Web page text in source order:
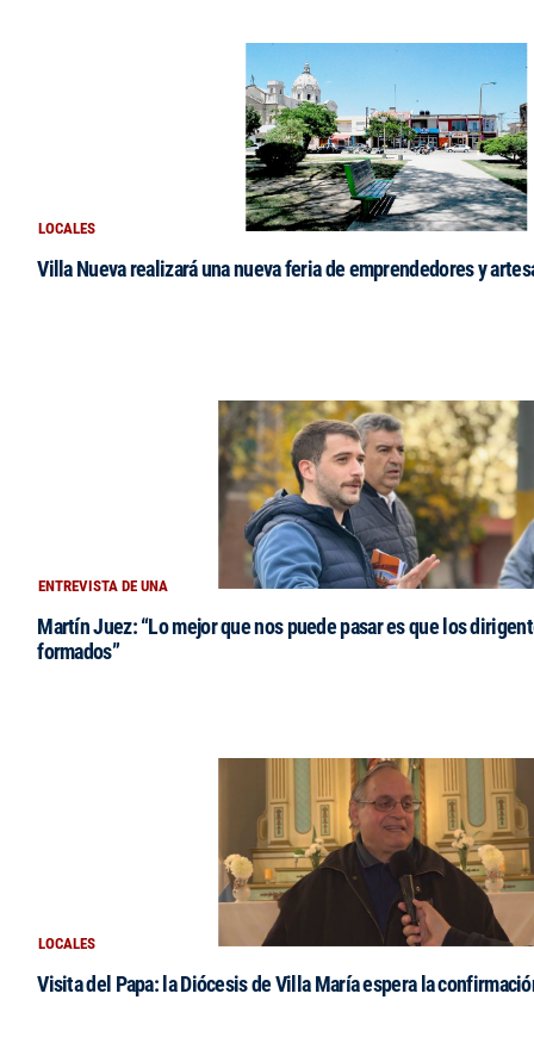
LOCALES
Villa Nueva realizará una nueva feria de emprendedores y
ENTREVISTA DE UNA
Martín Juez: “Lo mejor que nos puede pasar es que los
formados”
LOCALES
Visita del Papa: la Diócesis de Villa María espera la